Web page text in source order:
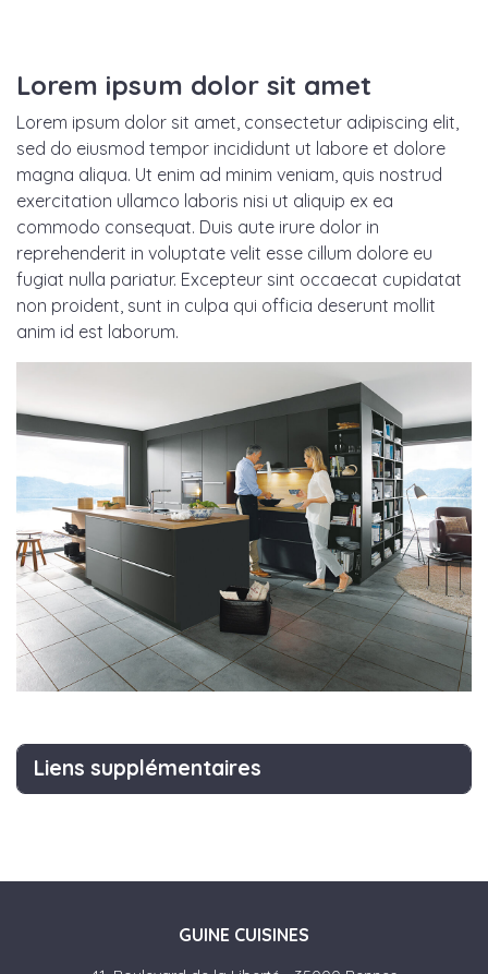
Lorem ipsum dolor sit amet
Lorem ipsum dolor sit amet, consectetur adipiscing elit,
sed do eiusmod tempor incididunt ut labore et dolore
magna aliqua. Ut enim ad minim veniam, quis nostrud
exercitation ullamco laboris nisi ut aliquip ex ea
commodo consequat. Duis aute irure dolor in
reprehenderit in voluptate velit esse cillum dolore eu
fugiat nulla pariatur. Excepteur sint occaecat cupidatat
non proident, sunt in culpa qui officia deserunt mollit
anim id est laborum.
Liens supplémentaires
GUINE CUISINES